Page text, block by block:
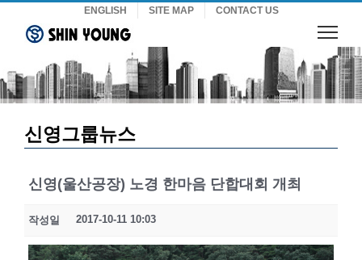
content
ENGLISH SITE MAP CONTACT US
신영그룹뉴스
신영(울산공장) 노경 한마음 단합대회 개최
작성일 2017-10-11 10:03